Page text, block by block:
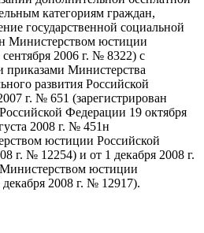
категориям граждан,
государственной социальной
Министерством юстиции
2006 г. № 8322) с
Министерства
развития Российской
г. № 651 (зарегистрирован
Федерации 19 октября
2008 г. № 451н
юстиции Российской
г. № 12254) и от 1 декабря 2008 г.
юстиции
2008 г. № 12917).